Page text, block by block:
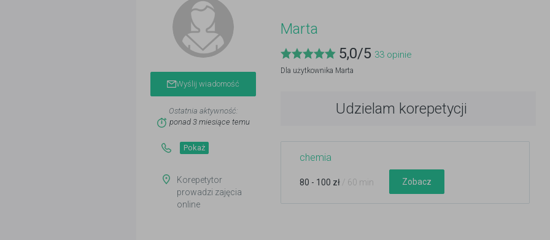
Wyślij wiadomość
Ostatnia aktywność:
ponad 3 miesiące temu
Pokaż
Korepetytor
prowadzi zajęcia
online
Marta
5,0/5 33 opinie
Dla użytkownika Marta
Udzielam korepetycji
chemia
80 - 100 zł / 60 min Zobacz